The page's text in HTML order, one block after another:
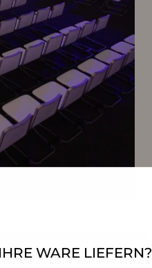
WARE LIEFERN?